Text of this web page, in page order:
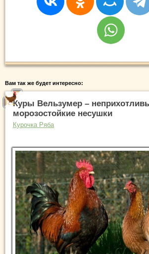
Вам так же будет интересно:
Куры Вельзумер –
морозостойкие несушки
Курочка Ряба